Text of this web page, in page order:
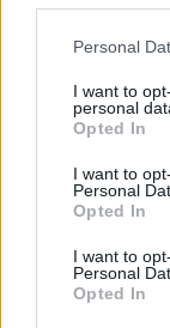
Personal
I want to
personal
Opted In
I want to
Personal
Opted In
I want to
Personal
Opted In
Un post